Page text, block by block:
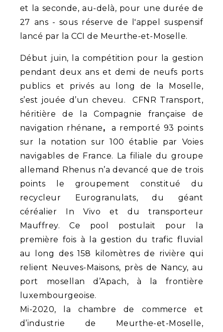
et la seconde, au-delà, pour une durée de
27 ans - sous réserve de l'appel suspensif
lancé par la CCI de Meurthe-et-Moselle.
Début juin, la compétition pour la gestion
pendant deux ans et demi de neufs ports
publics et privés au long de la Moselle,
s’est jouée d’un cheveu. CFNR Transport,
héritière de la Compagnie française de
navigation rhénane, a remporté 93 points
sur la notation sur 100 établie par Voies
navigables de France. La filiale du groupe
allemand Rhenus n’a devancé que de trois
points le groupement constitué du
recycleur Eurogranulats, du géant
céréalier In Vivo et du transporteur
Mauffrey. Ce pool postulait pour la
première fois à la gestion du trafic fluvial
au long des 158 kilomètres de rivière qui
relient Neuves-Maisons, près de Nancy, au
port mosellan d’Apach, à la frontière
luxembourgeoise.
Mi-2020, la chambre de commerce et
d’industrie de Meurthe-et-Moselle,